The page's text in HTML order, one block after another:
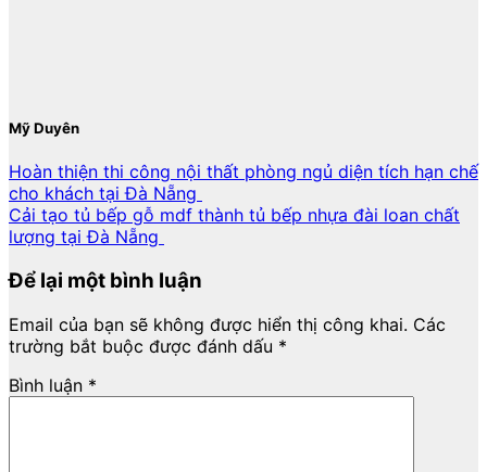
Mỹ Duyên
Hoàn thiện thi công nội thất phòng ngủ diện tích hạn chế
cho khách tại Đà Nẵng
Cải tạo tủ bếp gỗ mdf thành tủ bếp nhựa đài loan chất
lượng tại Đà Nẵng
Để lại một bình luận
Email của bạn sẽ không được hiển thị công khai. Các
trường bắt buộc được đánh dấu *
Bình luận *